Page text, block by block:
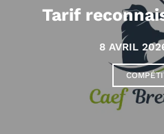
Tarif
8 AVRIL